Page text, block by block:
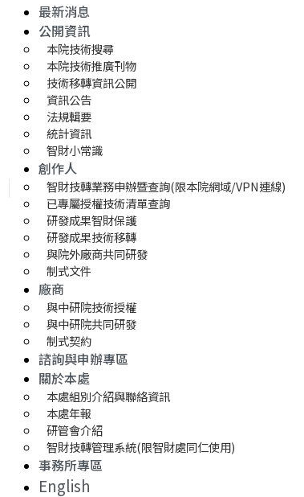
最新消息
公開資訊
本院技術搜尋
本院技術推廣刊物
技術移轉資訊公開
資訊公告
法規輯要
統計資訊
智財小常識
創作人
智財技轉業務申辦暨查詢(限本院網域/VPN連線)
已專屬授權技術清單查詢
研發成果智財保護
研發成果技術移轉
與院外廠商共同研發
制式文件
廠商
與中研院技術授權
與中研院共同研發
制式契約
諮詢與申辦專區
關於本處
本處組別介紹與聯絡資訊
本處年報
研管會介紹
智財技轉管理系統(限智財處同仁使用)
事務所專區
English